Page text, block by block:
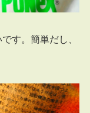
す。簡単だし、